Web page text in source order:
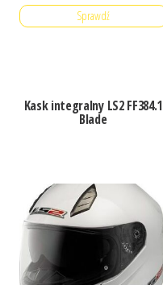
Sprawdź
Kask integralny LS2 FF384.1
Blade